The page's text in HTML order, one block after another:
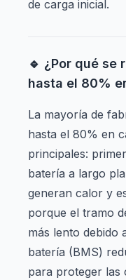
de carga inicial.
🔹 ¿Por qué
hasta el 80%
La mayoría de
hasta el 80% en
principales:
batería a largo
generan calor y
porque el tramo
más lento debido
batería (BMS)
para proteger las